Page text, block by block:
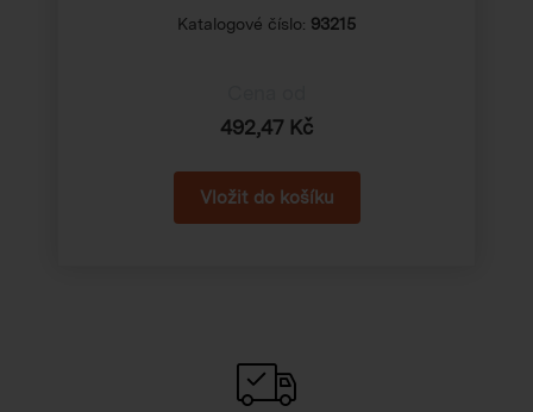
Katalogové číslo: 93215
492,47 Kč